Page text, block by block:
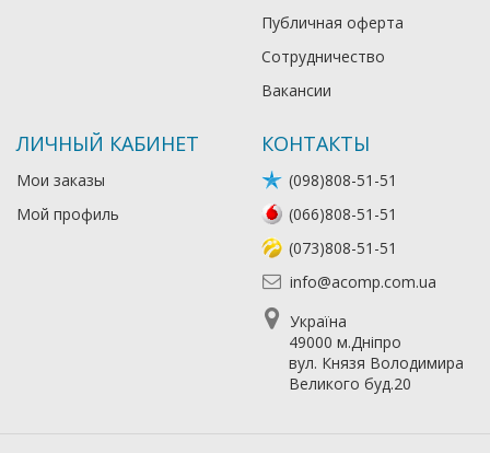
Публичная оферта
Сотрудничество
Вакансии
ЛИЧНЫЙ КАБИНЕТ
Мои заказы
Мой профиль
КОНТАКТЫ
(098)808-51-51
(066)808-51-51
(073)808-51-51
info@acomp.com.ua
Україна
49000 м.Дніпро
вул. Князя Володимира
Великого буд.20